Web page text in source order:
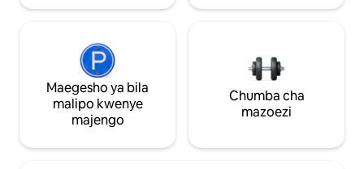
Maegesho ya bila
malipo kwenye
majengo
Chumba cha
mazoezi